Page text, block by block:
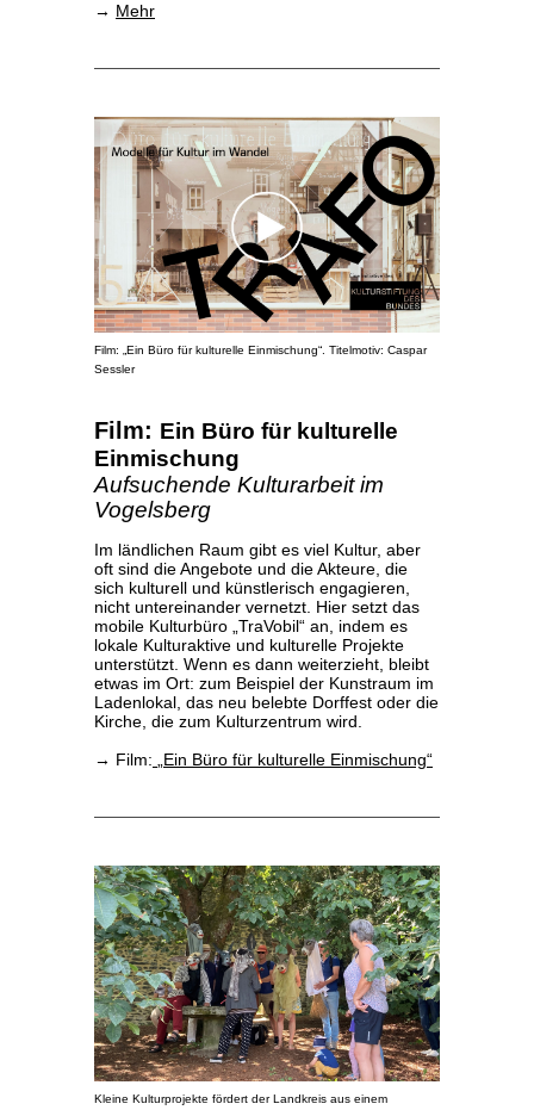
→ Mehr
Film: „Ein Büro für kulturelle Einmischung“. Titelmotiv: Caspar
Sessler
Film: Ein Büro für kulturelle
Einmischung
Aufsuchende Kulturarbeit im
Vogelsberg
Im ländlichen Raum gibt es viel Kultur, aber
oft sind die Angebote und die Akteure, die
sich kulturell und künstlerisch engagieren,
nicht untereinander vernetzt. Hier setzt das
mobile Kulturbüro „TraVobil“ an, indem es
lokale Kulturaktive und kulturelle Projekte
unterstützt. Wenn es dann weiterzieht, bleibt
etwas im Ort: zum Beispiel der Kunstraum im
Ladenlokal, das neu belebte Dorffest oder die
Kirche, die zum Kulturzentrum wird.
→ Film:
„Ein Büro für kulturelle Einmischung“
Kleine Kulturprojekte fördert der Landkreis aus einem